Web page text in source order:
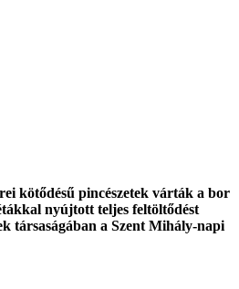
kötődésű pincészetek várták a bor
nyújtott teljes feltöltődést
társaságában a Szent Mihály-napi